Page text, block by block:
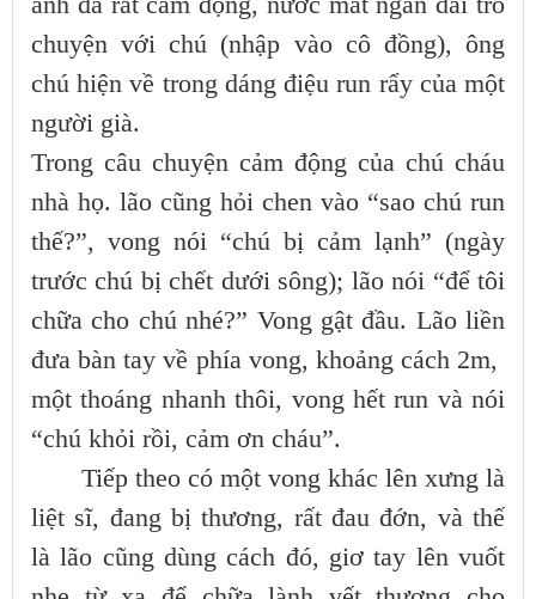
chuyện với chú (nhập vào cô đồng), ông
chú hiện về trong dáng điệu run rẩy của một
người già.
Trong câu chuyện cảm động của chú cháu
nhà họ. lão cũng hỏi chen vào “sao chú run
thế?”, vong nói “chú bị cảm lạnh” (ngày
trước chú bị chết dưới sông); lão nói “để tôi
chữa cho chú nhé?” Vong gật đầu. Lão liền
đưa bàn tay về phía vong, khoảng cách 2m,
một thoáng nhanh thôi, vong hết run và nói
“chú khỏi rồi, cảm ơn cháu”.
Tiếp theo có một vong khác lên xưng là
liệt sĩ, đang bị thương, rất đau đớn, và thế
là lão cũng dùng cách đó, giơ tay lên vuốt